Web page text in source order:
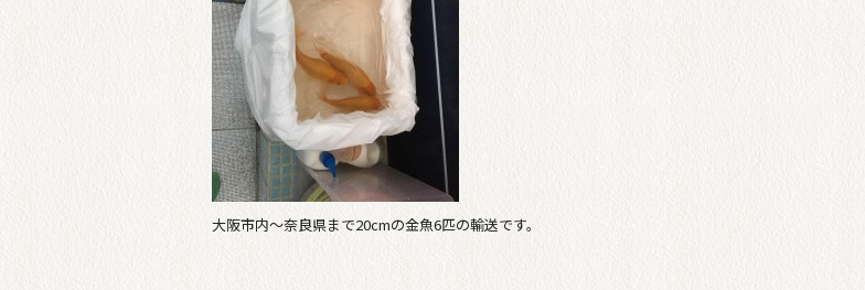
大阪市内〜奈良県まで20cmの金魚6匹の輸送です。